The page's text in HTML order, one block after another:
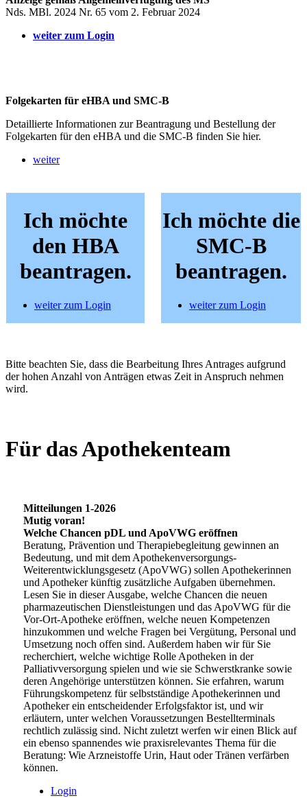
Nds. MBl. 2024 Nr. 65 vom 2. Februar 2024
weiter zum Login
Folgekarten für eHBA und SMC-B
Detaillierte Informationen zur Beantragung und Bestellung der
Folgekarten für den eHBA und die SMC-B finden Sie hier.
weiter
Ich möchte
den HBA
beantragen.
weiter zum Login
Ich möchte die
SMC-B
beantragen.
weiter zum Login
Bitte beachten Sie, dass die Bearbeitung Ihres Antrages aufgrund
der hohen Anzahl von Anträgen etwas Zeit in Anspruch nehmen
wird.
Für das Apothekenteam
Mitteilungen 1-2026
Mutig voran!
Welche Chancen pDL und ApoVWG eröffnen
Beratung, Prävention und Therapiebegleitung gewinnen an
Bedeutung, und mit dem Apothekenversorgungs-
Weiterentwicklungsgesetz (ApoVWG) sollen Apothekerinnen
und Apotheker künftig zusätzliche Aufgaben übernehmen.
Lesen Sie in dieser Ausgabe, welche Chancen die neuen
pharmazeutischen Dienstleistungen und das ApoVWG für die
Vor-Ort-Apotheke eröffnen, welche neuen Kompetenzen
hinzukommen und welche Fragen bei Vergütung, Personal und
Umsetzung noch offen sind. Außerdem haben wir für Sie
recherchiert, welche wichtige Rolle Apotheken in der
Palliativversorgung spielen und wie sie Schwerstkranke sowie
deren Angehörige unterstützen können. Sie erfahren, warum
Führungskompetenz für selbstständige Apothekerinnen und
Apotheker ein entscheidender Erfolgsfaktor ist, und wir
erläutern, unter welchen Voraussetzungen Bestellterminals
rechtlich zulässig sind. Nicht zuletzt werfen wir einen Blick auf
ein ebenso spannendes wie praxisrelevantes Thema für die
Beratung: Wie Arzneistoffe Urin, Haut oder Tränen verfärben
können.
Login